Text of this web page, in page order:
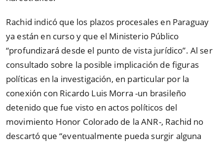
Rachid indicó que los plazos procesales en Paraguay
ya están en curso y que el Ministerio Público
“profundizará desde el punto de vista jurídico”. Al ser
consultado sobre la posible implicación de figuras
políticas en la investigación, en particular por la
conexión con Ricardo Luis Morra -un brasileño
detenido que fue visto en actos políticos del
movimiento Honor Colorado de la ANR-, Rachid no
descartó que “eventualmente pueda surgir alguna